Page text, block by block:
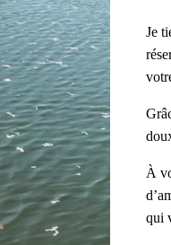
Je
À
qui